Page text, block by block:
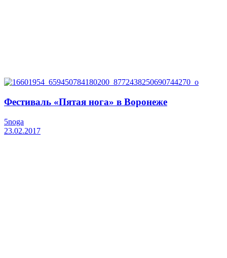
Фестиваль «Пятая нога» в Воронеже
5noga
23.02.2017